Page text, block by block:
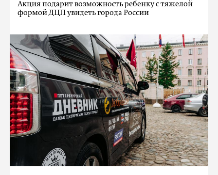
Акция подарит возможность ребенку с тяжелой
формой ДЦП увидеть города России